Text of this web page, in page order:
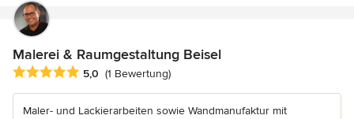
Malerei & Raumgestaltung Beisel
Durchschnittliche Bewertung: 5 von 5 Sternen
5,0 (1 Bewertung)
Maler- und Lackierarbeiten sowie Wandmanufaktur mit